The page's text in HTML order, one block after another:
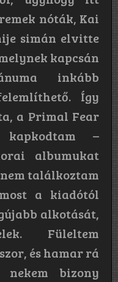
nóták, Kai
simán elvitte
kapcsán
inkább
Így
a Primal Fear
–
albumukat
találkoztam
a kiadótól
alkotását,
Füleltem
és hamar rá
bizony